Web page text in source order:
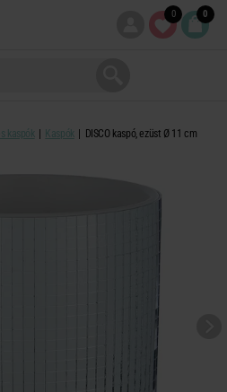
0 0
kaspók Kaspók DISCO kaspó, ezüst Ø 11 cm